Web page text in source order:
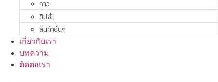
กาว
ยิปซั่ม
สินค้าอื่นๆ
เกี่ยวกับเรา
บทความ
ติดต่อเรา